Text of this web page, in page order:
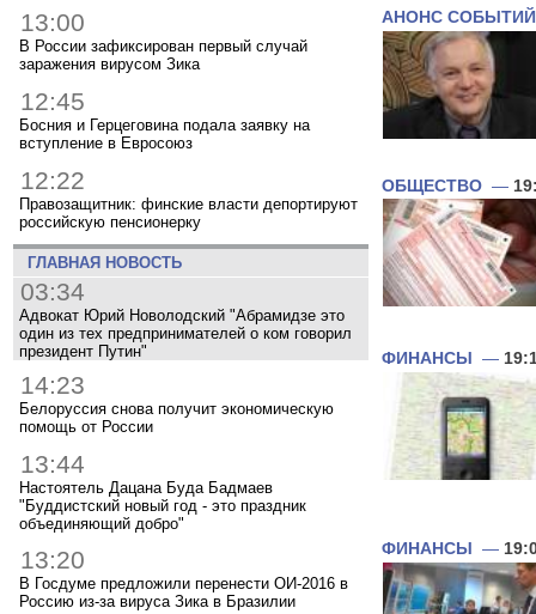
13:00
В России зафиксирован первый случай
заражения вирусом Зика
12:45
Босния и Герцеговина подала заявку на
вступление в Евросоюз
12:22
Правозащитник: финские власти депортируют
российскую пенсионерку
ГЛАВНАЯ НОВОСТЬ
03:34
Адвокат Юрий Новолодский "Абрамидзе это
один из тех предпринимателей о ком говорил
президент Путин"
14:23
Белоруссия снова получит экономическую
помощь от России
13:44
Настоятель Дацана Буда Бадмаев
"Буддистский новый год - это праздник
объединяющий добро"
13:20
В Госдуме предложили перенести ОИ-2016 в
Россию из-за вируса Зика в Бразилии
АНОНС СОБЫТИЙ
ОБЩЕСТВО —
ФИНАНСЫ —
ФИНАНСЫ —